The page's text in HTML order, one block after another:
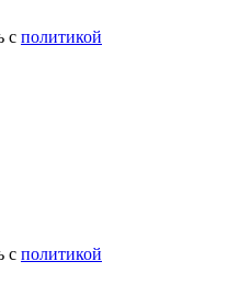
с политикой
с политикой